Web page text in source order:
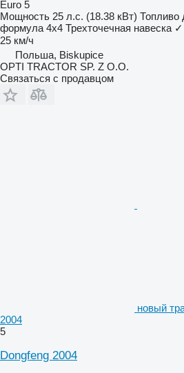
Euro 5
Мощность 25 л.с. (18.38 кВт) Топливо
формула 4x4 Трехточечная навеска ✓
25 км/ч
Польша, Biskupice
OPTI TRACTOR SP. Z O.O.
Связаться с продавцом
новый
2004
5
Dongfeng 2004